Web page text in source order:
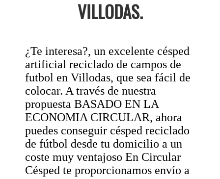
VILLODAS.
¿Te interesa?, un excelente césped
artificial reciclado de campos de
futbol en Villodas, que sea fácil de
colocar. A través de nuestra
propuesta BASADO EN LA
ECONOMIA CIRCULAR, ahora
puedes conseguir césped reciclado
de fútbol desde tu domicilio a un
coste muy ventajoso En Circular
Césped te proporcionamos envío a